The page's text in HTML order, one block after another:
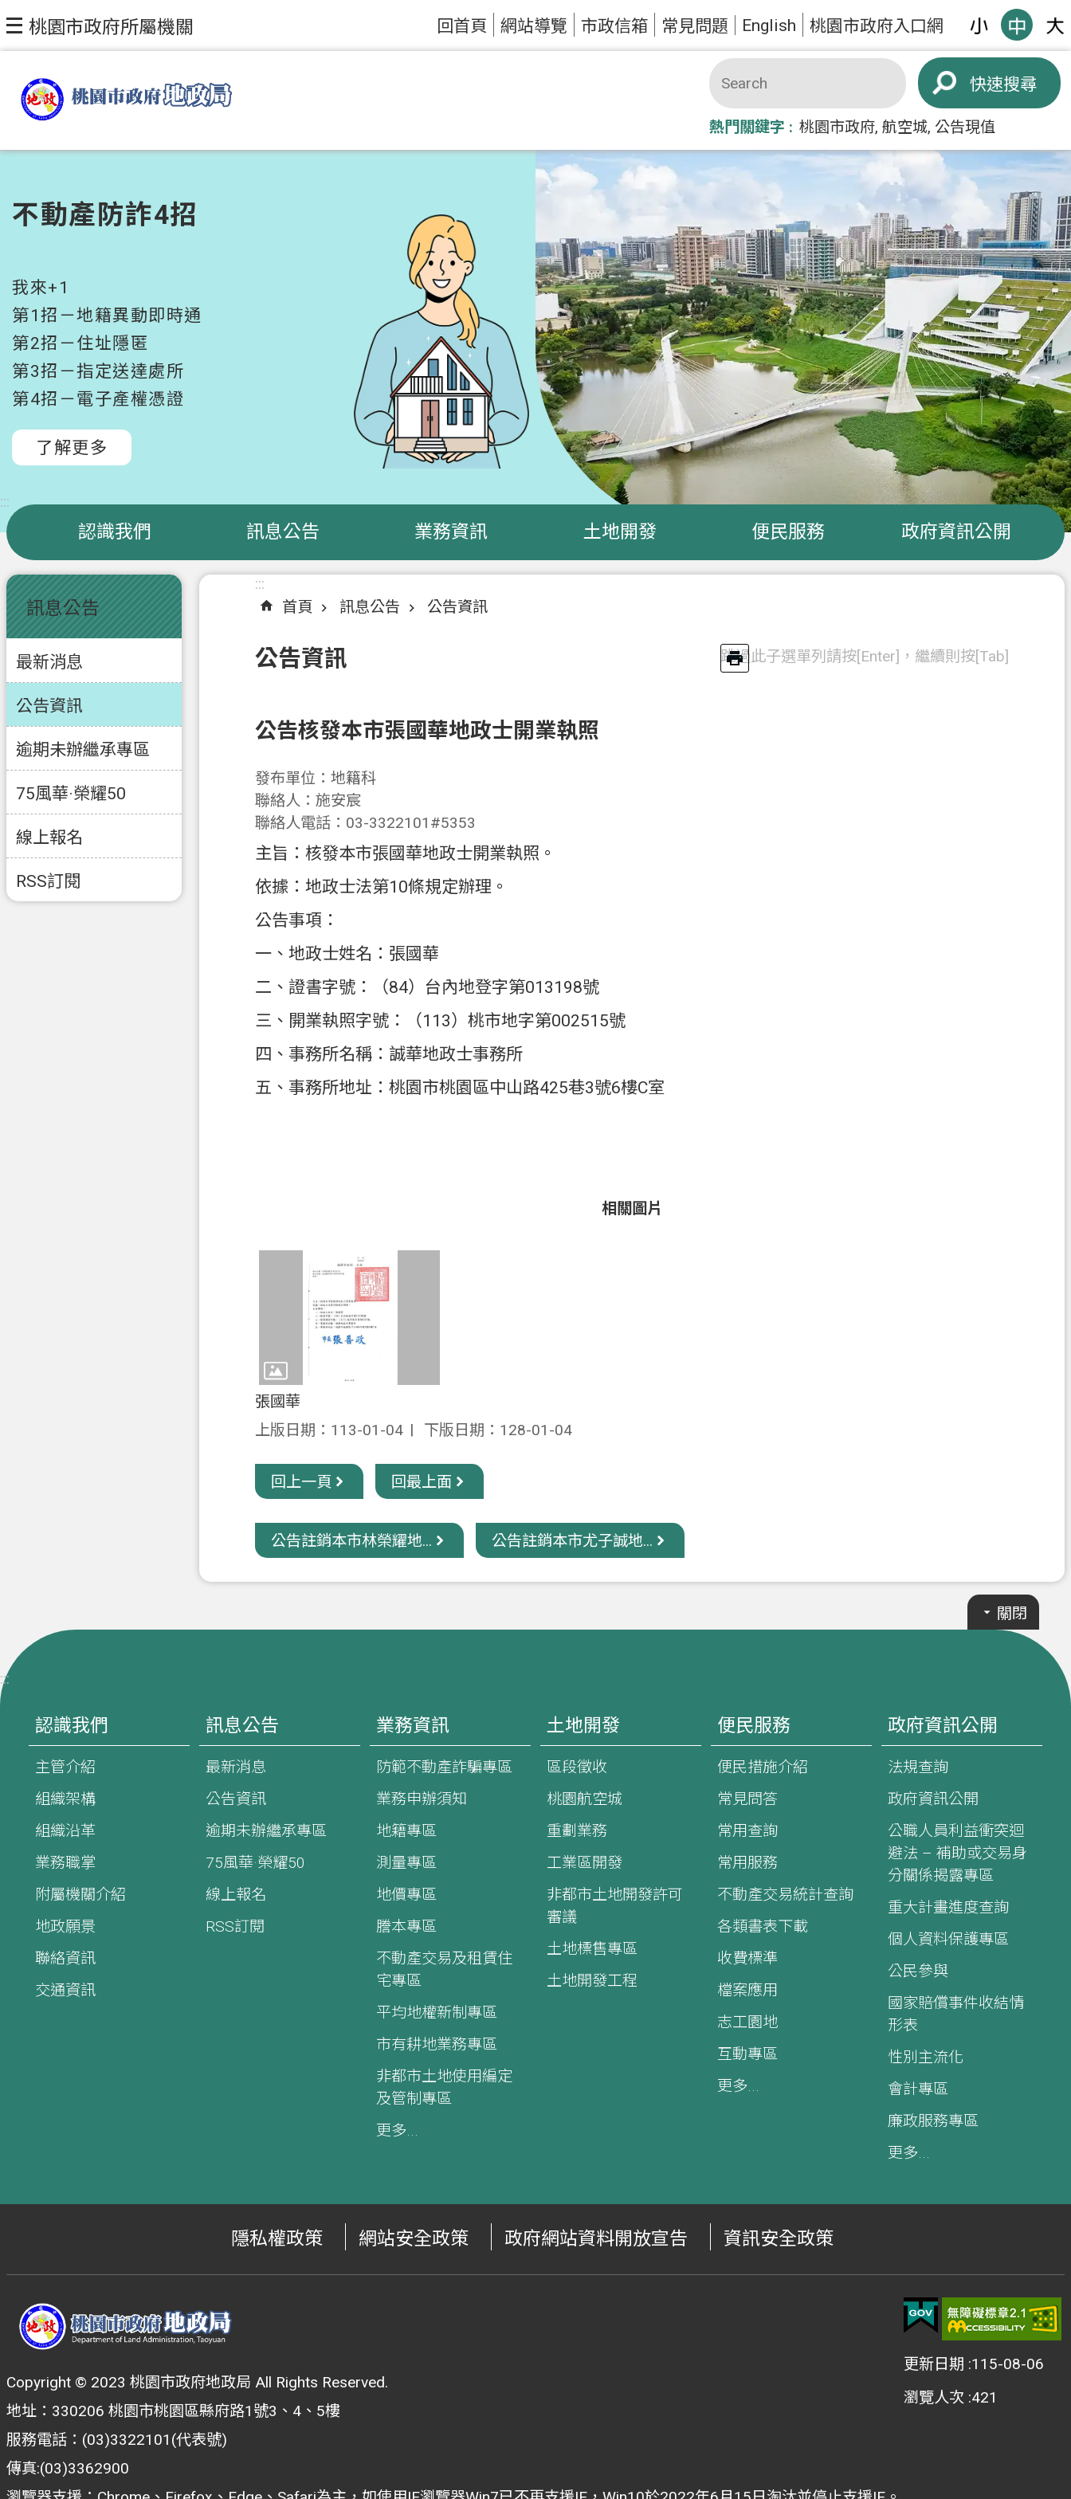
跳到主要內容區塊
桃園市政府所屬機關 回首頁 網站導覽 市政信箱 常見問題 English 桃園市政府入口網
搜尋
熱門關鍵字 桃園市政府 航空城 公告現值
不動產防詐4招
我來+1
第1招－地籍異動即時通
第2招－住址隱匿
第3招－指定送達處所
第4招－電子產權憑證
了解更多
:::
認識我們 訊息公告 業務資訊 土地開發 便民服務 政府資訊公開
:::
訊息公告
最新消息
公告資訊
逾期未辦繼承專區
75風華·榮耀50
線上報名
RSS訂閱
:::
首頁
訊息公告 公告資訊
公告資訊 跳過此子選單列請按[Enter]，繼續則按[Tab]
公告核發本市張國華地政士開業執照
發布單位：地籍科
聯絡人：施安宸
聯絡人電話：03-3322101#5353
主旨：核發本市張國華地政士開業執照。
依據：地政士法第10條規定辦理。
公告事項：
一、地政士姓名：張國華
二、證書字號：（84）台內地登字第013198號
三、開業執照字號：（113）桃市地字第002515號
四、事務所名稱：誠華地政士事務所
五、事務所地址：桃園市桃園區中山路425巷3號6樓C室
相關圖片
張國華
上版日期：113-01-04
下版日期：128-01-04
回上一頁 回最上面
公告註銷本市林榮耀地... 公告註銷本市尤子誠地...
關閉
:::
認識我們
主管介紹
組織架構
組織沿革
業務職掌
附屬機關介紹
地政願景
聯絡資訊
交通資訊
訊息公告
最新消息
公告資訊
逾期未辦繼承專區
75風華·榮耀50
線上報名
RSS訂閱
業務資訊
防範不動產詐騙專區
業務申辦須知
地籍專區
測量專區
地價專區
謄本專區
不動產交易及租賃住
宅專區
平均地權新制專區
市有耕地業務專區
非都市土地使用編定
及管制專區
更多...
土地開發
區段徵收
桃園航空城
重劃業務
工業區開發
非都市土地開發許可
審議
土地標售專區
土地開發工程
便民服務
便民措施介紹
常見問答
常用查詢
常用服務
不動產交易統計查詢
各類書表下載
收費標準
檔案應用
志工園地
互動專區
更多...
政府資訊公開
法規查詢
政府資訊公開
公職人員利益衝突迴
避法 – 補助或交易身
分關係揭露專區
重大計畫進度查詢
個人資料保護專區
公民參與
國家賠償事件收結情
形表
性別主流化
會計專區
廉政服務專區
更多...
隱私權政策 網站安全政策 政府網站資料開放宣告 資訊安全政策
Copyright © 2023 桃園市政府地政局 All Rights Reserved.
地址：330206 桃園市桃園區縣府路1號3、4、5樓
服務電話：(03)3322101(代表號)
傳真:(03)3362900
更新日期 115-08-06
瀏覽人次 421